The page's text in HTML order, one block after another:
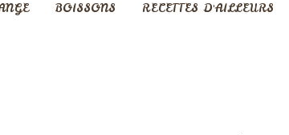
BOISSONS RECETTES D'AILLEURS